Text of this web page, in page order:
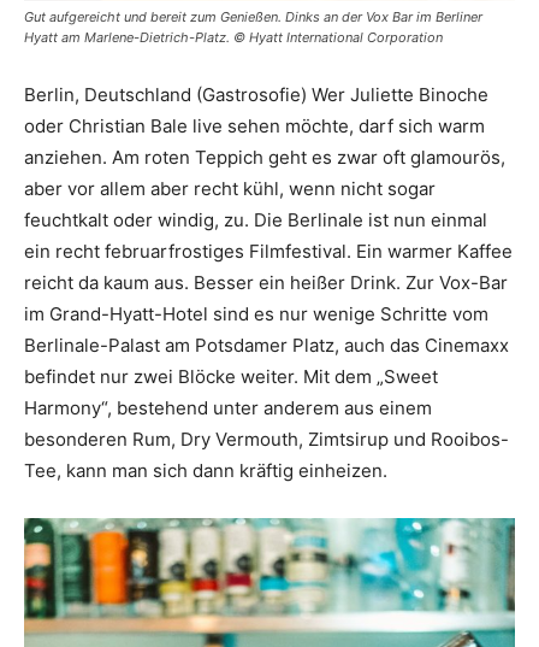
Gut aufgereicht und bereit zum Genießen. Dinks an der Vox Bar im Berliner
Hyatt am Marlene-Dietrich-Platz. © Hyatt International Corporation
Berlin, Deutschland (Gastrosofie) Wer Juliette Binoche
oder Christian Bale live sehen möchte, darf sich warm
anziehen. Am roten Teppich geht es zwar oft glamourös,
aber vor allem aber recht kühl, wenn nicht sogar
feuchtkalt oder windig, zu. Die Berlinale ist nun einmal
ein recht februarfrostiges Filmfestival. Ein warmer Kaffee
reicht da kaum aus. Besser ein heißer Drink. Zur Vox-Bar
im Grand-Hyatt-Hotel sind es nur wenige Schritte vom
Berlinale-Palast am Potsdamer Platz, auch das Cinemaxx
befindet nur zwei Blöcke weiter. Mit dem „Sweet
Harmony“, bestehend unter anderem aus einem
besonderen Rum, Dry Vermouth, Zimtsirup und Rooibos-
Tee, kann man sich dann kräftig einheizen.